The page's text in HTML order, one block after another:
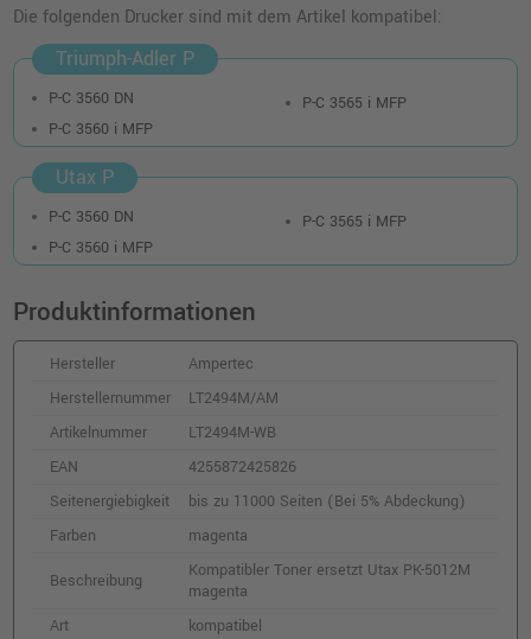
Die folgenden Drucker sind mit dem Artikel kompatibel:
Triumph-Adler P
P-C 3560 DN
P-C 3560 i MFP
P-C 3565 i MFP
Utax P
P-C 3560 DN
P-C 3560 i MFP
P-C 3565 i MFP
Produktinformationen
Hersteller
Ampertec
Herstellernummer
LT2494M/AM
Artikelnummer
LT2494M-WB
EAN
4255872425826
Seitenergiebigkeit
bis zu 11000 Seiten (Bei 5% Abdeckung)
Farben
magenta
Beschreibung
Kompatibler Toner ersetzt Utax PK-5012M
magenta
Art
kompatibel